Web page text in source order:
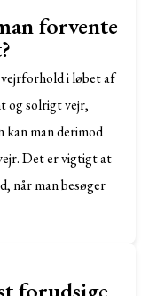
forvente
i løbet af
og solrigt vejr,
man derimod
Det er vigtigt at
når man besøger